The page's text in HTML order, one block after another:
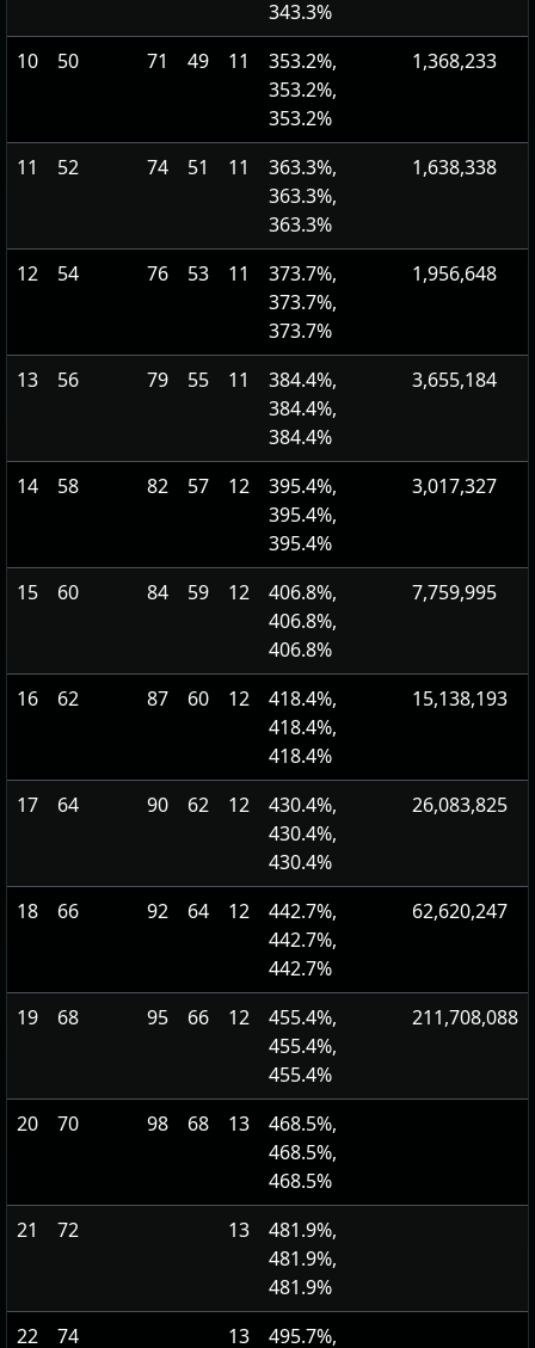
343.3%
10 50 71 49 11
353.2%,
353.2%,
353.2%
1,368,233
11 52 74 51 11
363.3%,
363.3%,
363.3%
1,638,338
12 54 76 53 11
373.7%,
373.7%,
373.7%
1,956,648
13 56 79 55 11
384.4%,
384.4%,
384.4%
3,655,184
14 58 82 57 12
395.4%,
395.4%,
395.4%
3,017,327
15 60 84 59 12
406.8%,
406.8%,
406.8%
7,759,995
16 62 87 60 12
418.4%,
418.4%,
418.4%
15,138,193
17 64 90 62 12
430.4%,
430.4%,
430.4%
26,083,825
18 66 92 64 12
442.7%,
442.7%,
442.7%
62,620,247
19 68 95 66 12
455.4%,
455.4%,
455.4%
211,708,088
20 70 98 68 13
468.5%,
468.5%,
468.5%
21
72 13
481.9%,
481.9%,
481.9%
22
74 13 495.7%,